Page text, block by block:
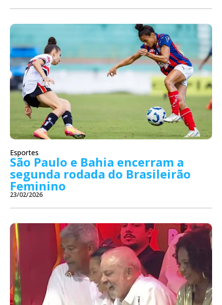
Esportes
São Paulo e Bahia encerram a
segunda rodada do Brasileirão
Feminino
23/02/2026